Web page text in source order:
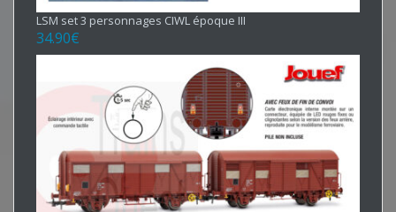
LSM set 3 personnages CIWL époque III
34.90€